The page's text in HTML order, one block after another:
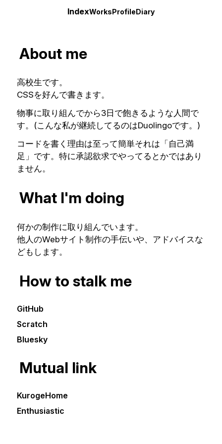
IndexWorksProfileDiary
About me
高校生です。
CSSを好んで書きます。
物事に取り組んでから3日で飽きるような人間で
す。(こんな私が継続してるのはDuolingoです。)
コードを書く理由は至って簡単それは「自己満
足」です。特に承認欲求でやってるとかではあり
ません。
What I'm doing
何かの制作に取り組んでいます。
他人のWebサイト制作の手伝いや、アドバイスな
どもします。
How to stalk me
GitHub
Scratch
Bluesky
Mutual link
KurogeHome
Enthusiastic